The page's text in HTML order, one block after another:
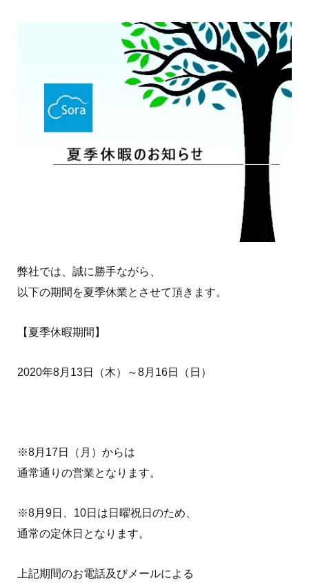
弊社では、誠に勝手ながら、
以下の期間を夏季休業とさせて頂きます。
【夏季休暇期間】
2020年8月13日（木）～8月16日（日）
※8月17日（月）からは
通常通りの営業となります。
※8月9日、10日は日曜祝日のため、
通常の定休日となります。
上記期間のお電話及びメールによる